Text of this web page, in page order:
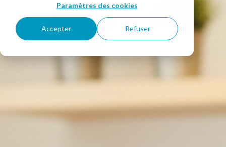
Paramètres des cookies
Accepter Refuser